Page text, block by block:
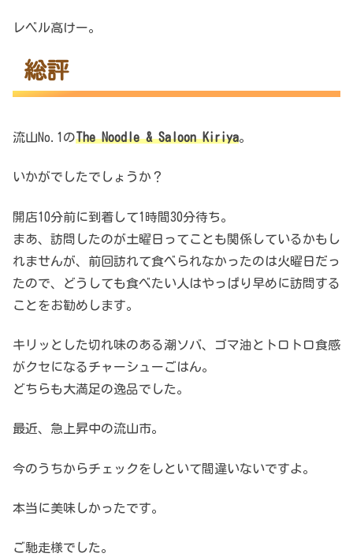
レベル高けー。
総評
流山No.1のThe Noodle & Saloon Kiriya。
いかがでしたでしょうか？
開店10分前に到着して1時間30分待ち。
まあ、訪問したのが土曜日ってことも関係しているかもし
れませんが、前回訪れて食べられなかったのは火曜日だっ
たので、どうしても食べたい人はやっぱり早めに訪問する
ことをお勧めします。
キリッとした切れ味のある潮ソバ、ゴマ油とトロトロ食感
がクセになるチャーシューごはん。
どちらも大満足の逸品でした。
最近、急上昇中の流山市。
今のうちからチェックをしといて間違いないですよ。
本当に美味しかったです。
ご馳走様でした。